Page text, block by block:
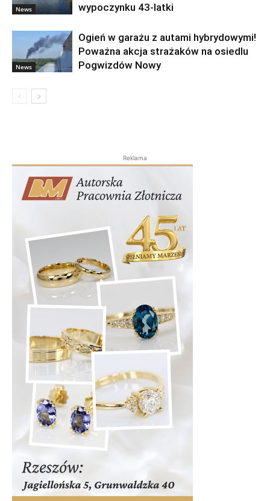
News
wypoczynku 43-latki
News
Ogień w garażu z autami hybrydowymi!
Poważna akcja strażaków na osiedlu
Pogwizdów Nowy
Reklama